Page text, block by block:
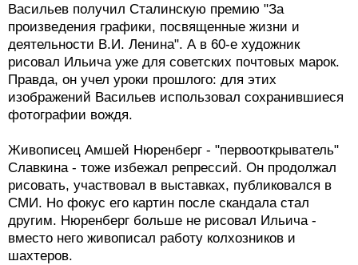
Васильев получил Сталинскую премию "За
произведения графики, посвященные жизни и
деятельности В.И. Ленина". А в 60-е художник
рисовал Ильича уже для советских почтовых марок.
Правда, он учел уроки прошлого: для этих
изображений Васильев использовал сохранившиеся
фотографии вождя.
Живописец Амшей Нюренберг - "первооткрыватель"
Славкина - тоже избежал репрессий. Он продолжал
рисовать, участвовал в выставках, публиковался в
СМИ. Но фокус его картин после скандала стал
другим. Нюренберг больше не рисовал Ильича -
вместо него живописал работу колхозников и
шахтеров.